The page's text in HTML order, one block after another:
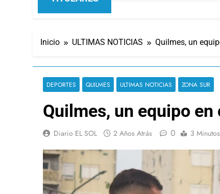
Inicio ULTIMAS NOTICIAS Quilmes, un
DEPORTES QUILMES ULTIMAS NOTICIAS ZONA SUR
Quilmes, un equipo
Diario EL SOL 2 Años Atrás 0 3 Minutos